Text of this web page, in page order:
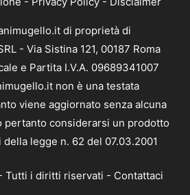
di proprietà di
- Via Sistina 121, 00187 Roma
e Partita I.V.A. 09689341007
non è una testata
viene aggiornato senza alcuna
pertanto considerarsi un prodotto
legge n. 62 del 07.03.2001
Tutti i diritti riservati - Contattaci